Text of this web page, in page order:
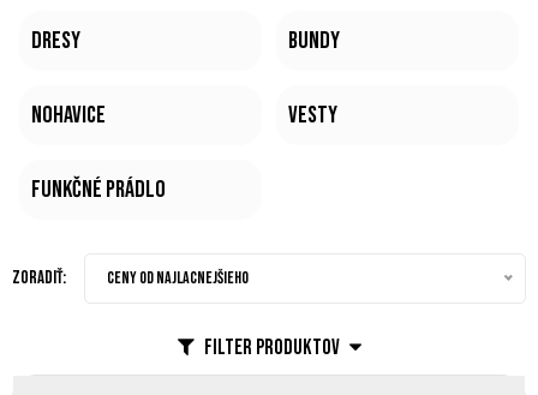
Dresy Bundy
Nohavice Vesty
Funkčné prádlo
Filter produktov
Zoradiť: Ceny od najlacnejšieho